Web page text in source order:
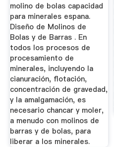
molino de bolas capacidad
para minerales espana.
Diseño de Molinos de
Bolas y de Barras . En
todos los procesos de
procesamiento de
minerales, incluyendo la
cianuración, flotación,
concentración de gravedad,
y la amalgamación, es
necesario chancar y moler,
a menudo con molinos de
barras y de bolas, para
liberar a los minerales.